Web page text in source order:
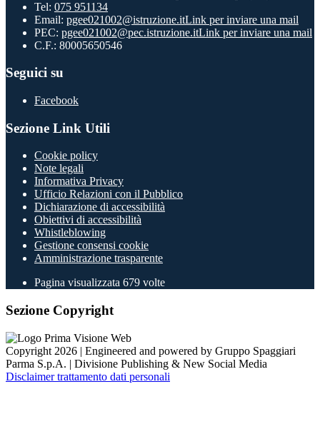
Tel: 075 951134
Email: pgee021002@istruzione.itLink per inviare una mail
PEC: pgee021002@pec.istruzione.itLink per inviare una mail
C.F.: 80005650546
Seguici su
Facebook
Sezione Link Utili
Cookie policy
Note legali
Informativa Privacy
Ufficio Relazioni con il Pubblico
Dichiarazione di accessibilità
Obiettivi di accessibilità
Whistleblowing
Gestione consensi cookie
Amministrazione trasparente
Pagina visualizzata 679 volte
Sezione Copyright
Copyright 2026 | Engineered and powered by Gruppo Spaggiari
Parma S.p.A. | Divisione Publishing & New Social Media
Disclaimer trattamento dati personali